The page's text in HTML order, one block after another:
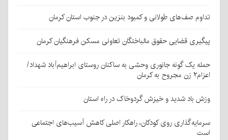
تداوم صف‌های طولانی و کمبود بنزین در جنوب استان کرمان
پیگیری قضایی حقوق مالباختگان تعاونی مسکن فرهنگیان کرمان
حمله یک گونه جانوری وحشی به ساکنان روستای ابراهیم‌آباد شهداد/
اعزام۲ زن مجروح به کرمان
وزش باد شدید و خیزش گردوخاک در راه استان
سرمایه‌گذاری روی کودکان، راهکار اصلی کاهش آسیب‌های اجتماعی
است